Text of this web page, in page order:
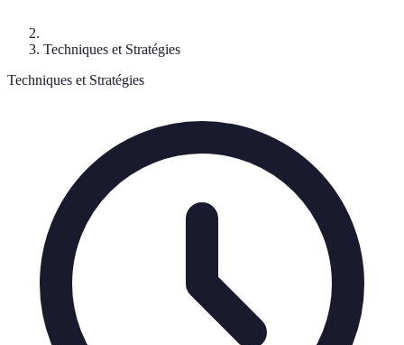
Techniques et Stratégies
Techniques et Stratégies